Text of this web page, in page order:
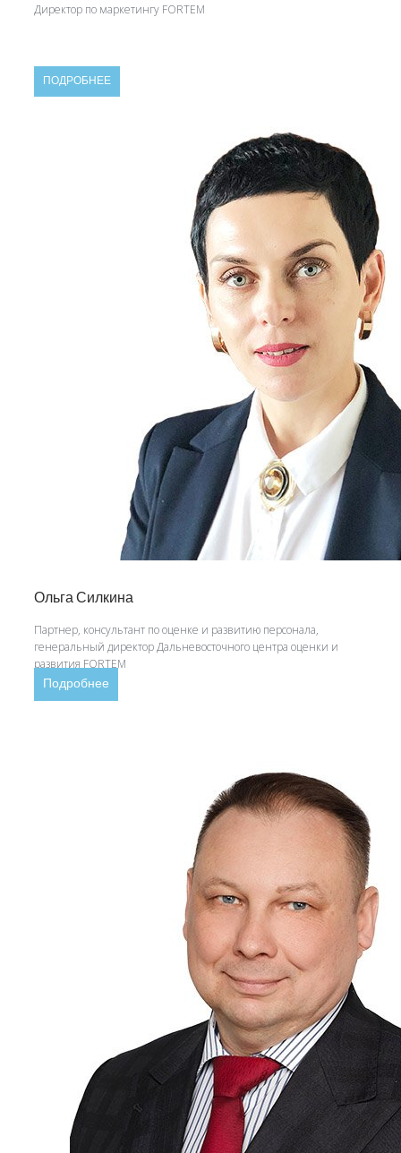
Директор по маркетингу FORTEM
ПОДРОБНЕЕ
Ольга Силкина
Партнер, консультант по оценке и развитию персонала,
генеральный директор Дальневосточного центра оценки и
развития FORTEM
Подробнее